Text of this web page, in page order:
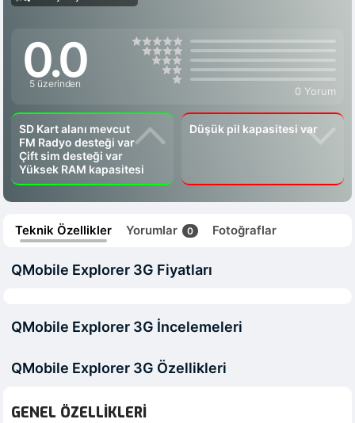
0.0
5 üzerinden
0 Yorum
SD Kart alanı mevcut
FM Radyo desteği var
Çift sim desteği var
Yüksek RAM kapasitesi
Düşük pil kapasitesi var
Teknik Özellikler Yorumlar 0 Fotoğraflar
QMobile Explorer 3G Fiyatları
QMobile Explorer 3G İncelemeleri
QMobile Explorer 3G Özellikleri
GENEL ÖZELLIKLERI